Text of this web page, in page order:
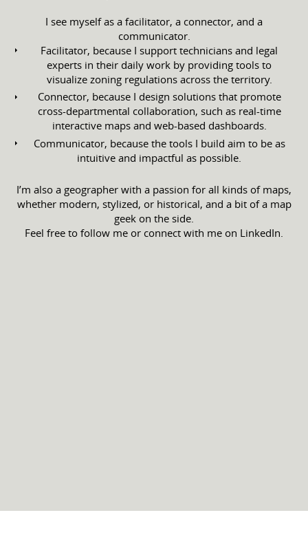
I see myself as a facilitator, a connector, and a
communicator.
Facilitator, because I support technicians and legal
experts in their daily work by providing tools to
visualize zoning regulations across the territory.
Connector, because I design solutions that promote
cross-departmental collaboration, such as real-time
interactive maps and web-based dashboards.
Communicator, because the tools I build aim to be as
intuitive and impactful as possible.
I’m also a geographer with a passion for all kinds of maps,
whether modern, stylized, or historical, and a bit of a map
geek on the side.
Feel free to follow me or connect with me on LinkedIn.